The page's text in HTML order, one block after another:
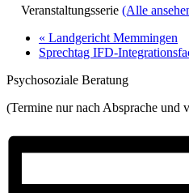
Veranstaltungsserie (Alle
« Landgericht Memmingen
Sprechtag IFD-
Psychosoziale Beratung
(Termine nur nach Absprache und